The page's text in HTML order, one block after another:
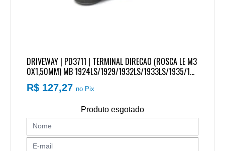
DRIVEWAY | PD3711 | TERMINAL DIRECAO (ROSCA LE M3
0X1,50MM) MB 1924LS/1929/1932LS/1933LS/1935/193
8
R$ 127,27no Pix
Produto esgotado